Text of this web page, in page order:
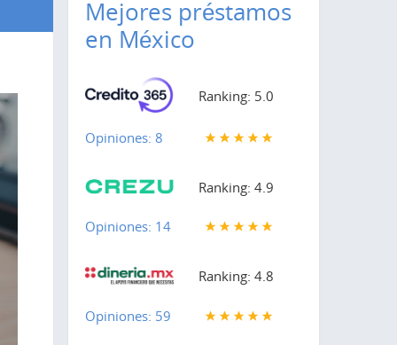
Mejores préstamos
en México
Ranking: 5.0
Opiniones: 8
Ranking: 4.9
Opiniones: 14
Ranking: 4.8
Opiniones: 59